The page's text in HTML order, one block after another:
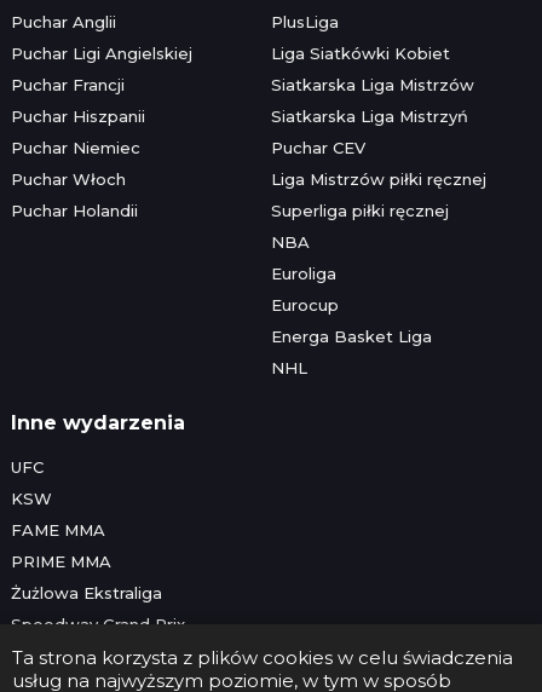
Ta strona korzysta z plików cookies w celu świadczenia
usług na najwyższym poziomie, w tym w sposób
Puchar Anglii
Puchar Ligi Angielskiej
Puchar Francji
Puchar Hiszpanii
Puchar Niemiec
Puchar Włoch
Puchar Holandii
PlusLiga
Liga Siatkówki Kobiet
Siatkarska Liga Mistrzów
Siatkarska Liga Mistrzyń
Puchar CEV
Liga Mistrzów piłki ręcznej
Superliga piłki ręcznej
NBA
Euroliga
Eurocup
Energa Basket Liga
NHL
Inne wydarzenia
UFC
KSW
FAME MMA
PRIME MMA
Żużlowa Ekstraliga
Speedway Grand Prix
Skoki narciarskie